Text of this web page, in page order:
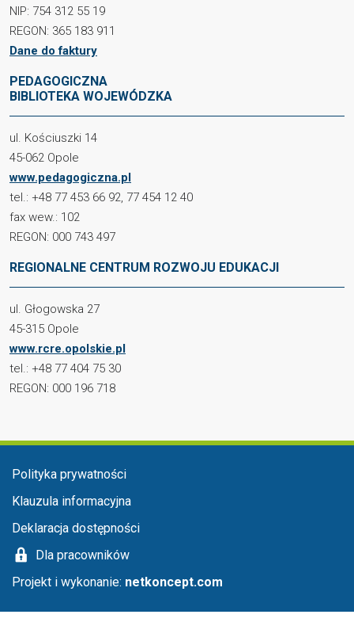
NIP: 754 312 55 19
REGON: 365 183 911
Dane do faktury
PEDAGOGICZNA
BIBLIOTEKA WOJEWÓDZKA
ul. Kościuszki 14
45-062 Opole
www.pedagogiczna.pl
tel.: +48 77 453 66 92, 77 454 12 40
fax wew.: 102
REGON: 000 743 497
REGIONALNE CENTRUM ROZWOJU EDUKACJI
ul. Głogowska 27
45-315 Opole
www.rcre.opolskie.pl
tel.: +48 77 404 75 30
REGON: 000 196 718
Menu stopka
Polityka prywatności
Klauzula informacyjna
Deklaracja dostępności
Dla pracowników
Projekt i wykonanie: netkoncept.com